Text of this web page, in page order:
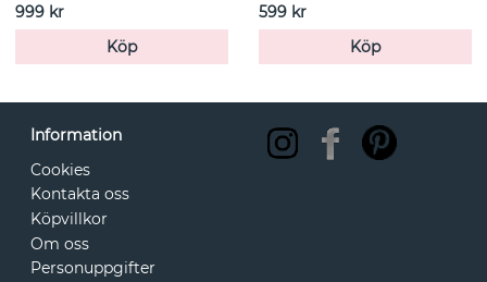
999 kr
Köp
599 kr
Köp
Information
Cookies
Kontakta oss
Köpvillkor
Om oss
Personuppgifter